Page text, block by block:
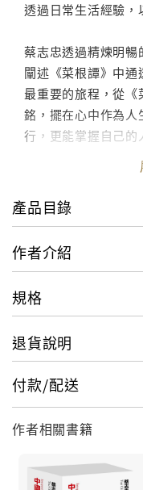
透過日常生活經驗，
蔡志忠透過精煉明暢
闡述《菜根譚》中
最重要的旅程，從《
銘，擺在心中作為
行，更能掌握自己的
也提醒我們從閱讀
產品目錄
作者介紹
規格
退貨說明
付款/配送
作者相關書籍